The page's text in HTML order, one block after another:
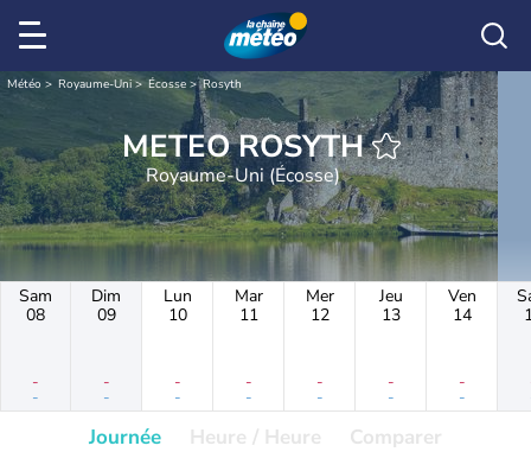
Météo Royaume-Uni Écosse Rosyth
METEO ROSYTH
Royaume-Uni (Écosse)
Sam
08
-
-
Dim
09
-
-
Lun
10
-
-
Mar
11
-
-
Mer
12
-
-
Jeu
13
-
-
Ven
14
-
-
Journée Heure / Heure Comparer